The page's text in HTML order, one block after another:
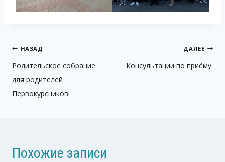
Навигация
по
записям
НАЗАД
Родительское собрание
для родителей
Первокурсников!
ДАЛЕЕ
Консультации по приёму.
Похожие записи